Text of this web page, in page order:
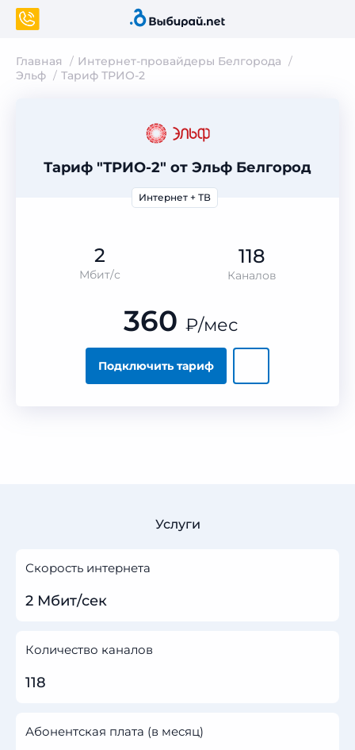
Главная
Интернет-провайдеры Белгорода
Эльф
Тариф ТРИО-2
Тариф "ТРИО-2" от Эльф Белгород
Интернет + ТВ
2
Мбит/с
118
Каналов
Подключить тариф
360 ₽/мес
Услуги
Скорость интернета
2 Мбит/сек
Количество каналов
118
Абонентская плата (в месяц)